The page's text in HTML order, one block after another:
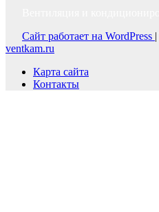
Сайт работает на WordPress |
ventkam.ru
Карта сайта
Контакты